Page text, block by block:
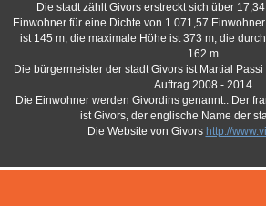
Die stadt zählt Givors erstreckt sich über
Einwohner für eine Dichte von 1.071,57
ist 145 m, die maximale Höhe ist 373 m, die
162 m.
Die bürgermeister der stadt Givors ist Martial
Auftrag 2008 - 2014.
Die Einwohner werden Givordins genannt.. Der
ist Givors, der englische Name der
Die Website von Givors http://